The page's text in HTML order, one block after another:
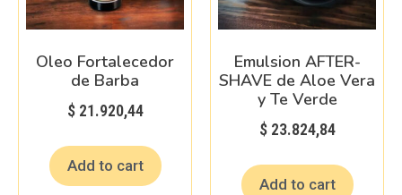
Oleo Fortalecedor
de Barba
$21.920,44
Add to cart
Emulsion AFTER-
SHAVE de Aloe Vera
y Te Verde
$23.824,84
Add to cart